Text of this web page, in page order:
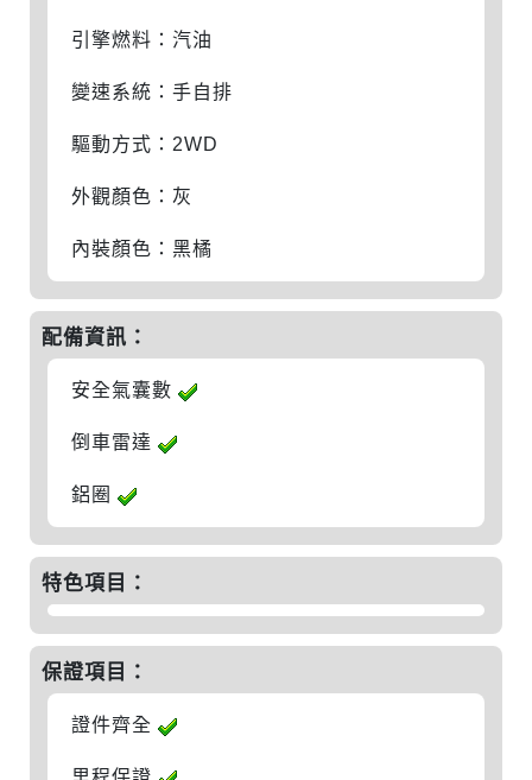
引擎燃料：汽油
變速系統：手自排
驅動方式：2WD
外觀顏色：灰
內裝顏色：黑橘
配備資訊：
安全氣囊數
倒車雷達
鋁圈
特色項目：
保證項目：
證件齊全